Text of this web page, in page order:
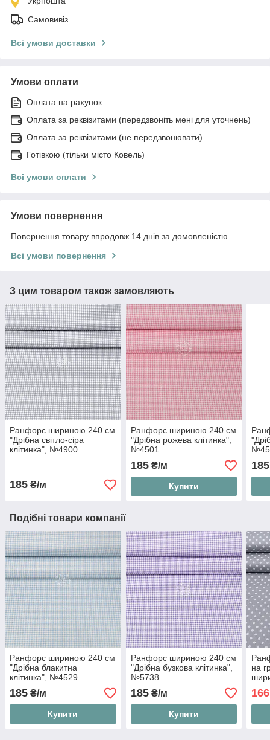
Самовивіз
Всі умови доставки
Умови оплати
Оплата на рахунок
Оплата за реквізитами (передзвоніть мені для уточнень)
Оплата за реквізитами (не передзвонювати)
Готівкою (тільки місто Ковель)
Всі умови оплати
Умови повернення
Повернення товару впродовж 14 днів за домовленістю
Всі умови повернення
З цим товаром також замовляють
Ранфорс шириною 240 см
"Дрібна світло-сіра
клітинка", №4900
185 ₴/м
Ранфорс шириною 240 см
"Дрібна рожева клітинка",
№4501
185₴/м
Купити
185
Подібні товари компанії
Ранфорс шириною 240 см
"Дрібна блакитна
клітинка", №4529
185 ₴/м
Купити
Ранфорс шириною 240 см
"Дрібна бузкова клітинка",
№5738
185₴/м
Купити
на